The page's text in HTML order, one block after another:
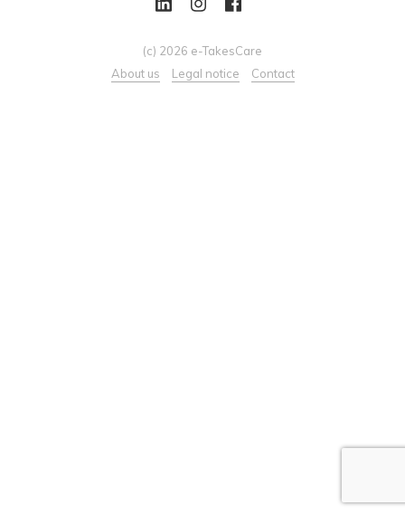
(c) 2026 e-TakesCare
About us
Legal notice Contact